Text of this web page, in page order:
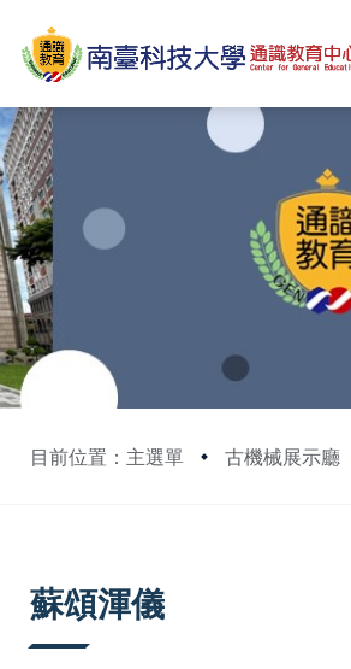
目前位置：主選單 古機械展示廳
:::
蘇頌渾儀